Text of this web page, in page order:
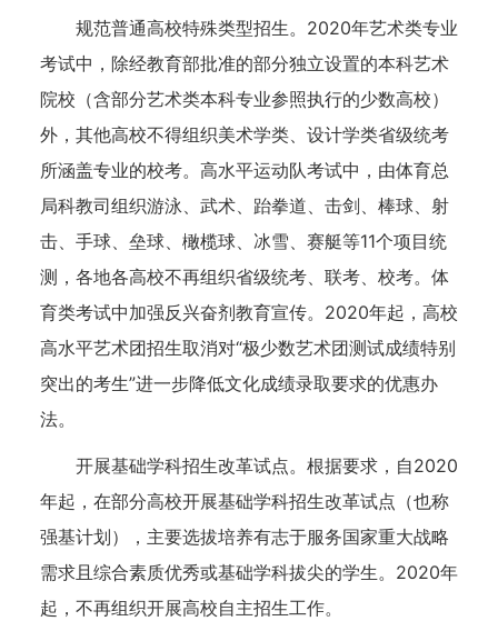
规范普通高校特殊类型招生。2020年艺术类专业
考试中，除经教育部批准的部分独立设置的本科艺术
院校（含部分艺术类本科专业参照执行的少数高校）
外，其他高校不得组织美术学类、设计学类省级统考
所涵盖专业的校考。高水平运动队考试中，由体育总
局科教司组织游泳、武术、跆拳道、击剑、棒球、射
击、手球、垒球、橄榄球、冰雪、赛艇等11个项目统
测，各地各高校不再组织省级统考、联考、校考。体
育类考试中加强反兴奋剂教育宣传。2020年起，高校
高水平艺术团招生取消对“极少数艺术团测试成绩特别
突出的考生”进一步降低文化成绩录取要求的优惠办
法。
开展基础学科招生改革试点。根据要求，自2020
年起，在部分高校开展基础学科招生改革试点（也称
强基计划），主要选拔培养有志于服务国家重大战略
需求且综合素质优秀或基础学科拔尖的学生。2020年
起，不再组织开展高校自主招生工作。